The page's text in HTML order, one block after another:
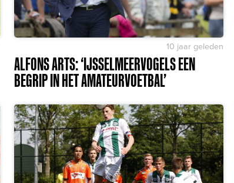
10 jaar geleden
ALFONS ARTS: ‘IJSSELMEERVOGELS EEN
BEGRIP IN HET AMATEURVOETBAL’